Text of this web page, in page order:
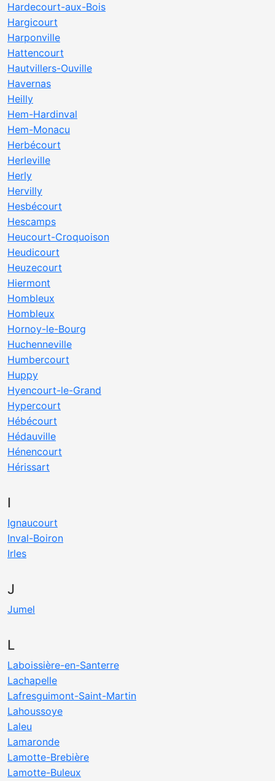
Hardecourt-aux-Bois
Hargicourt
Harponville
Hattencourt
Hautvillers-Ouville
Havernas
Heilly
Hem-Hardinval
Hem-Monacu
Herbécourt
Herleville
Herly
Hervilly
Hesbécourt
Hescamps
Heucourt-Croquoison
Heudicourt
Heuzecourt
Hiermont
Hombleux
Hombleux
Hornoy-le-Bourg
Huchenneville
Humbercourt
Huppy
Hyencourt-le-Grand
Hypercourt
Hébécourt
Hédauville
Hénencourt
Hérissart
I
Ignaucourt
Inval-Boiron
Irles
J
Jumel
L
Laboissière-en-Santerre
Lachapelle
Lafresguimont-Saint-Martin
Lahoussoye
Laleu
Lamaronde
Lamotte-Brebière
Lamotte-Buleux